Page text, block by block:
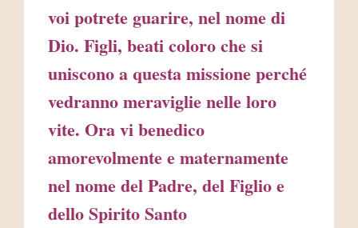
voi potrete guarire, nel nome di
Dio. Figli, beati coloro che si
uniscono a questa missione perché
vedranno meraviglie nelle loro
vite. Ora vi benedico
amorevolmente e maternamente
nel nome del Padre, del Figlio e
dello Spirito Santo